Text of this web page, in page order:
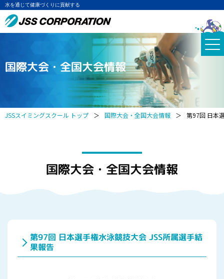
水を通じて健康づくりに貢献する
国際大会・全国大会情報
JSSスイミングスクール トップ ＞ 国際大会・全国大会情報 ＞ 第97回 日本
国際大会・全国大会情報
第97回 日本選手権水泳競技大会 JSS所属選手結
果報告